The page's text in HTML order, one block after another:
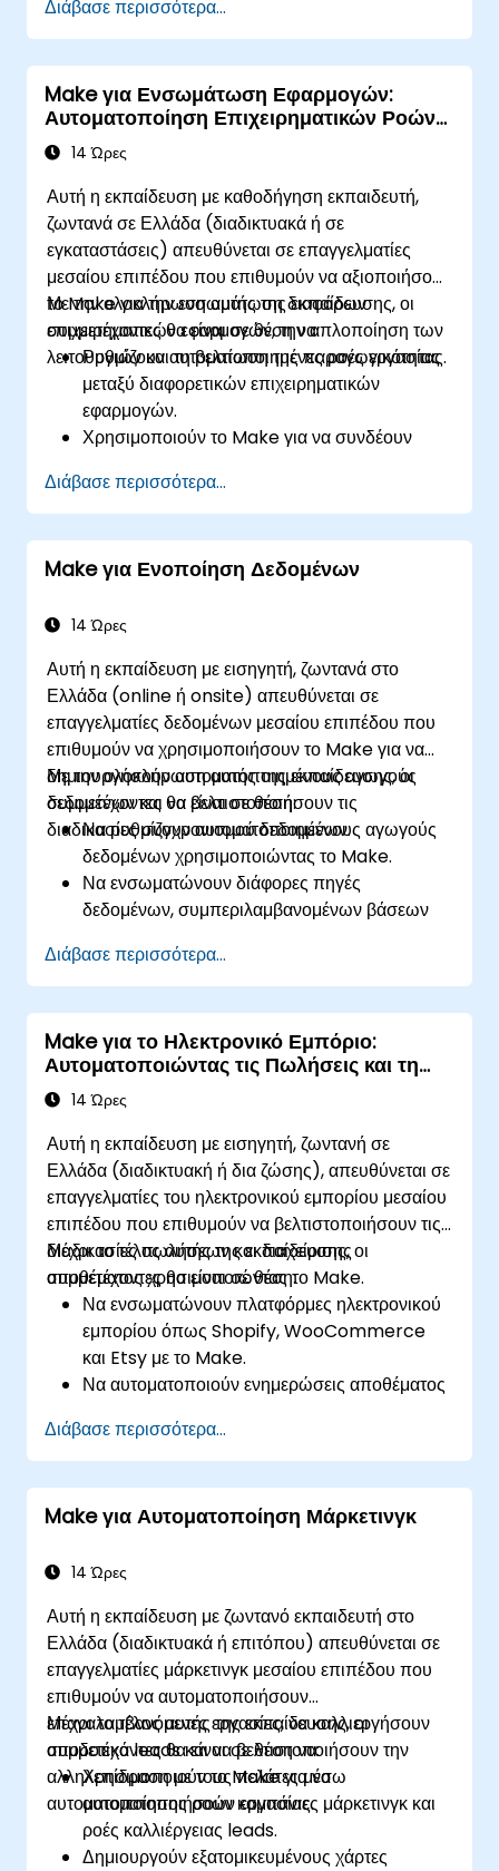
την προμήθεια και την παρακολούθηση πόρων
cloud.
Υλοποιούν αποτελεσματικό αυτοματισμό ροών
εργασίας για την ανάπτυξη κώδικα, τις δοκιμές
και τις στρατηγικές επαναφοράς.
Βελτιστοποιούν την ενορχήστρωση υποδομών
ενσωματώσεις του Make.
Διάβασε περισσότερα...
Make για Ενσωμάτωση Εφαρμογών:
Αυτοματοποίηση Επιχειρηματικών Ροών
Εργασίας
14 Ώρες
Αυτή η εκπαίδευση με καθοδήγηση εκπαιδευτή,
ζωντανά σε Ελλάδα (διαδικτυακά ή σε
εγκαταστάσεις) απευθύνεται σε επαγγελματίες
μεσαίου επιπέδου που επιθυμούν να αξιοποιήσουν
το Make για την ενσωμάτωση διαφόρων
επιχειρηματικών εφαρμογών, την απλοποίηση των
λειτουργιών και τη βελτίωση της παραγωγικότητας.
Με την ολοκλήρωση αυτής της εκπαίδευσης, οι
συμμετέχοντες θα είναι σε θέση να:
Ρυθμίζουν αυτοματοποιημένες ροές εργασίας
μεταξύ διαφορετικών επιχειρηματικών
εφαρμογών.
Χρησιμοποιούν το Make για να συνδέουν
το Slack, το Trello και το Stripe.
Σχεδιάζουν και υλοποιούν ροές εργασίας
πολλαπλών βημάτων χωρίς προγραμματισμό.
Βελτιστοποιούν και επιλύουν προβλήματα των
Διάβασε περισσότερα...
Make για Ενοποίηση Δεδομένων
14 Ώρες
Αυτή η εκπαίδευση με εισηγητή, ζωντανά στο
Ελλάδα (online ή onsite) απευθύνεται σε
επαγγελματίες δεδομένων μεσαίου επιπέδου που
επιθυμούν να χρησιμοποιήσουν το Make για να
δημιουργήσουν αυτοματοποιημένους αγωγούς
δεδομένων και να βελτιστοποιήσουν τις
διαδικασίες συγχρονισμού δεδομένων.
Με την ολοκλήρωση αυτής της εκπαίδευσης, οι
συμμετέχοντες θα είναι σε θέση:
Να ρυθμίζουν αυτοματοποιημένους αγωγούς
δεδομένων χρησιμοποιώντας το Make.
Να ενσωματώνουν διάφορες πηγές
δεδομένων, συμπεριλαμβανομένων βάσεων
Να υλοποιούν συγχρονισμό και
μετασχηματισμό δεδομένων σε πραγματικό
χρόνο.
Να βελτιστοποιούν και να επιλύουν
προβλήματα σε αυτοματοποιημένες ροές
εργασίας.
Διάβασε περισσότερα...
Make για το Ηλεκτρονικό Εμπόριο:
Αυτοματοποιώντας τις Πωλήσεις και τη
Διαχείριση Αποθέματος
14 Ώρες
Αυτή η εκπαίδευση με εισηγητή, ζωντανή σε
Ελλάδα (διαδικτυακή ή δια ζώσης), απευθύνεται σε
επαγγελματίες του ηλεκτρονικού εμπορίου μεσαίου
επιπέδου που επιθυμούν να βελτιστοποιήσουν τις
διαδικασίες πωλήσεων και διαχείρισης
αποθέματος χρησιμοποιώντας το Make.
Μέχρι το τέλος αυτής της εκπαίδευσης, οι
συμμετέχοντες θα είναι σε θέση:
Να ενσωματώνουν πλατφόρμες ηλεκτρονικού
εμπορίου όπως Shopify, WooCommerce
και Etsy με το Make.
Να αυτοματοποιούν ενημερώσεις αποθέματος
πολλαπλές πλατφόρμες.
Να ρυθμίζουν αυτοματοποιημένες ροές
εργασίας για επικοινωνία με πελάτες και
υποστήριξη.
διαχείριση αποθέματος μέσω προηγμένων
Διάβασε περισσότερα...
Make για Αυτοματοποίηση Μάρκετινγκ
14 Ώρες
Αυτή η εκπαίδευση με ζωντανό εκπαιδευτή στο
Ελλάδα (διαδικτυακά ή επιτόπου) απευθύνεται σε
επαγγελματίες μάρκετινγκ μεσαίου επιπέδου που
επιθυμούν να αυτοματοποιήσουν
επαναλαμβανόμενες εργασίες, να καλλιεργήσουν
αποδοτικά leads και να βελτιστοποιήσουν την
αλληλεπίδραση με τους πελάτες μέσω
αυτοματοποίησης ροών εργασίας.
Μέχρι το τέλος αυτής της εκπαίδευσης, οι
συμμετέχοντες θα είναι σε θέση να:
Χρησιμοποιούν το Make για να
αυτοματοποιήσουν καμπάνιες μάρκετινγκ και
ροές καλλιέργειας leads.
Δημιουργούν εξατομικευμένους χάρτες